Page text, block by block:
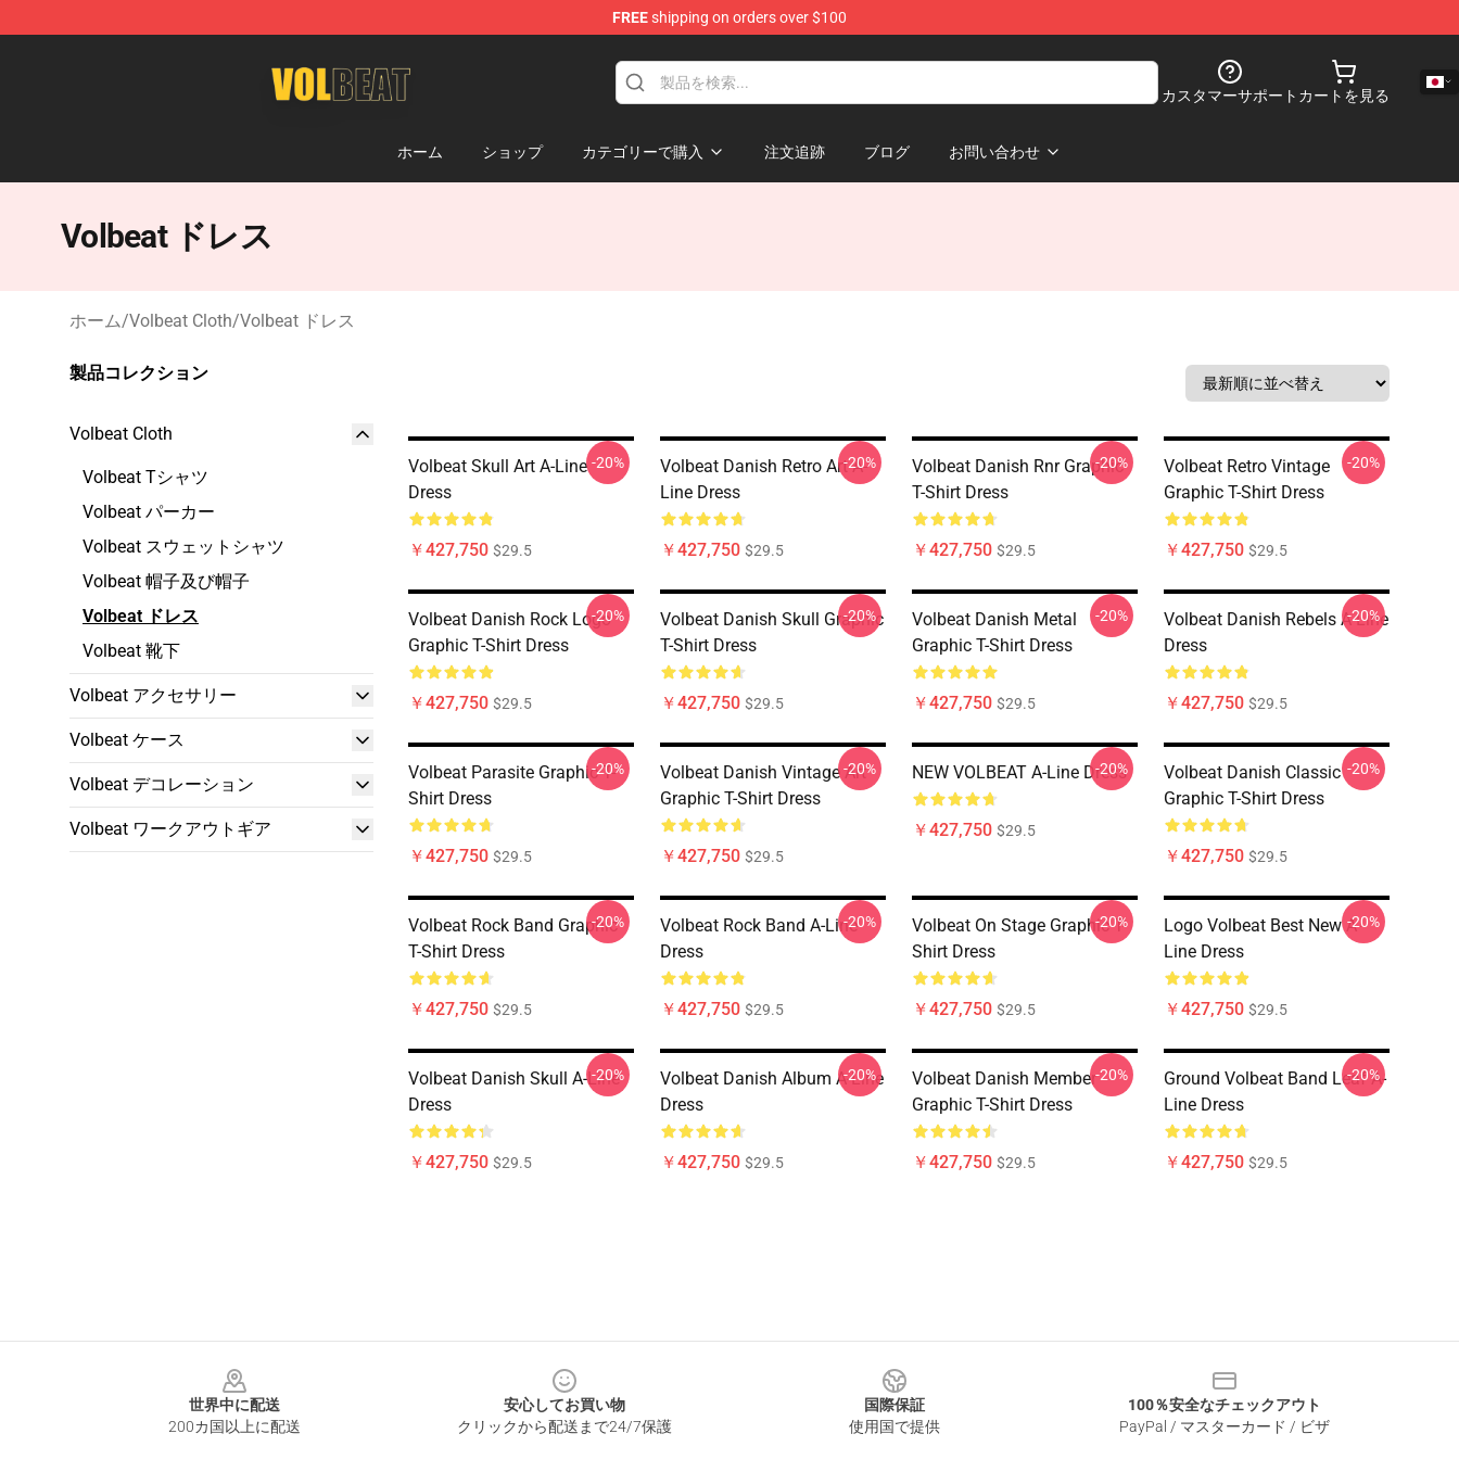
FREEshipping on orders over $100
カスタマーサポート カートを見る
ホーム ショップ カテゴリーで購入 注文追跡 ブログ お問い合わせ
Volbeat ドレス
ホーム/Volbeat Cloth/Volbeat ドレス
製品コレクション
Volbeat Cloth
Volbeat Tシャツ
Volbeat パーカー
Volbeat スウェットシャツ
Volbeat 帽子及び帽子
Volbeat ドレス
Volbeat 靴下
Volbeat アクセサリー
Volbeat ケース
Volbeat デコレーション
Volbeat ワークアウトギア
Volbeat Skull Art A-Line
Dress
￥427,750 $29.5
-20%
Volbeat Danish Retro Art A-
Line Dress
￥427,750 $29.5
-20%
Volbeat Danish Rnr Graphic
T-Shirt Dress
￥427,750 $29.5
-20%
Volbeat Retro Vintage
Graphic T-Shirt Dress
￥427,750 $29.5
-20%
Volbeat Danish Rock Logo
Graphic T-Shirt Dress
￥427,750 $29.5
-20%
Volbeat Danish Skull Graphic
T-Shirt Dress
￥427,750 $29.5
-20%
Volbeat Danish Metal
Graphic T-Shirt Dress
￥427,750 $29.5
-20%
Volbeat Danish Rebels A-Line
Dress
￥427,750 $29.5
-20%
Volbeat Parasite Graphic T-
Shirt Dress
￥427,750 $29.5
-20%
Volbeat Danish Vintage Art
Graphic T-Shirt Dress
￥427,750 $29.5
-20% NEW VOLBEAT A-Line Dress
￥427,750 $29.5
-20%
Volbeat Danish Classic
Graphic T-Shirt Dress
￥427,750 $29.5
-20%
Volbeat Rock Band Graphic
T-Shirt Dress
￥427,750 $29.5
-20%
Volbeat Rock Band A-Line
Dress
￥427,750 $29.5
-20%
Volbeat On Stage Graphic T-
Shirt Dress
￥427,750 $29.5
-20%
Logo Volbeat Best New A-
Line Dress
￥427,750 $29.5
-20%
Volbeat Danish Skull A-Line
Dress
￥427,750 $29.5
-20%
Volbeat Danish Album A-Line
Dress
￥427,750 $29.5
-20%
Volbeat Danish Member
Graphic T-Shirt Dress
￥427,750 $29.5
-20%
Ground Volbeat Band Leaf A-
Line Dress
￥427,750 $29.5
-20%
世界中に配送
200カ国以上に配送
安心してお買い物
クリックから配送まで24/7保護
国際保証
使用国で提供
100％安全なチェックアウト
PayPal / マスターカード / ビザ